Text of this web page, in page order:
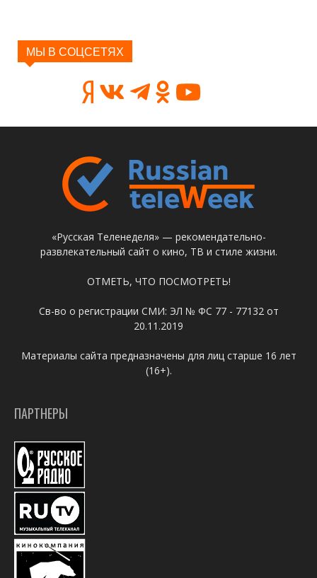
МЫ В СОЦСЕТЯХ
«Русская Теленеделя» — рекомендательно-
развлекательный сайт о кино, ТВ и стиле жизни.
ОТМЕТЬ, ЧТО ПОСМОТРЕТЬ!
Св-во о регистрации СМИ: ЭЛ № ФС 77 - 77132 от
20.11.2019
Материалы сайта предназначены для лиц старше 16 лет
(16+).
ПАРТНЕРЫ